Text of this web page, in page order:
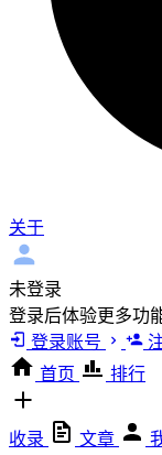
关于
未登录
登录后体验更多功
登录账号
首页
排行
收录 文章